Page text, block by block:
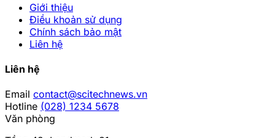
Giới thiệu
Điều khoản sử dụng
Chính sách bảo mật
Liên hệ
Liên hệ
Email contact@scitechnews.vn
Hotline (028) 1234 5678
Văn phòng